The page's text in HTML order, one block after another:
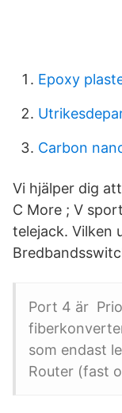
Epoxy
Carbon
Vi hjälper dig
C More ; V
telejack. Vilken
Port 4 är
som endast
Router (fast